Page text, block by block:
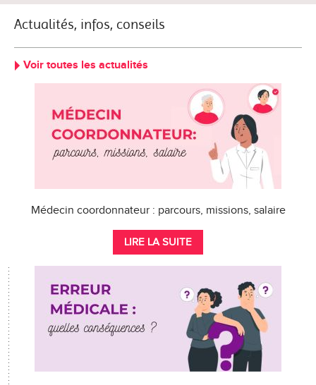
Actualités, infos, conseils
Voir toutes les actualités
Médecin coordonnateur : parcours, missions, salaire
LIRE LA SUITE